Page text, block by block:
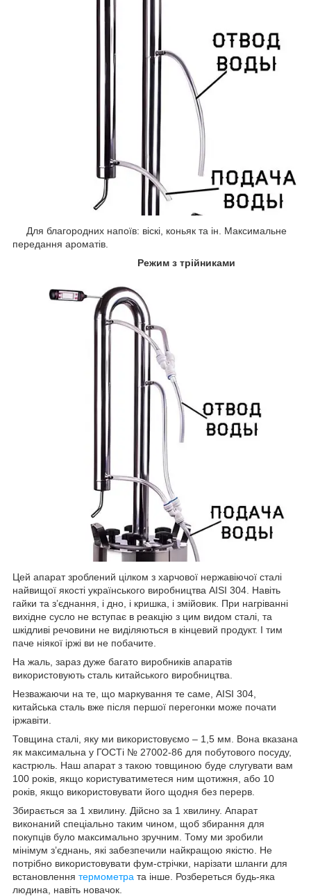
Для благородних напоїв: віскі, коньяк та ін. Максимальне
передання ароматів.
Режим з трійниками
Цей апарат зроблений цілком з харчової нержавіючої сталі
найвищої якості українського виробництва AISI 304. Навіть
гайки та з’єднання, і дно, і кришка, і змійовик. При нагріванні
вихідне сусло не вступає в реакцію з цим видом сталі, та
шкідливі речовини не виділяються в кінцевий продукт. І тим
паче ніякої іржі ви не побачите.
На жаль, зараз дуже багато виробників апаратів
використовують сталь китайського виробництва.
Незважаючи на те, що маркування те саме, AISI 304,
китайська сталь вже після першої перегонки може почати
іржавіти.
Товщина сталі, яку ми використовуємо – 1,5 мм. Вона вказана
як максимальна у ГОСТі № 27002-86 для побутового посуду,
кастрюль. Наш апарат з такою товщиною буде слугувати вам
100 років, якщо користуватиметеся ним щотижня, або 10
років, якщо використовувати його щодня без перерв.
Збирається за 1 хвилину. Дійсно за 1 хвилину. Апарат
виконаний спеціально таким чином, щоб збирання для
покупців було максимально зручним. Тому ми зробили
мінімум з’єднань, які забезпечили найкращою якістю. Не
потрібно використовувати фум-стрічки, нарізати шланги для
встановлення термометра та інше. Розбереться будь-яка
людина, навіть новачок.